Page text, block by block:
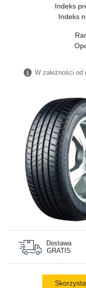
Indeks
Indeks
W zależności od
Dostawa
GRATIS